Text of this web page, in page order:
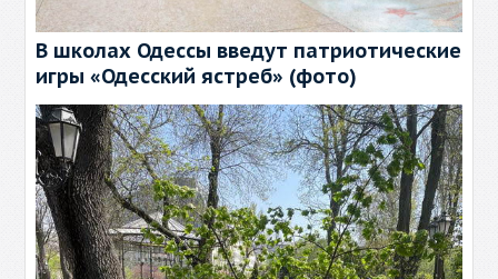
В школах Одессы введут патриотические
игры «Одесский ястреб» (фото)